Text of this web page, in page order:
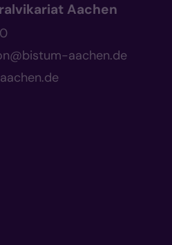
Aachen
aachen.de